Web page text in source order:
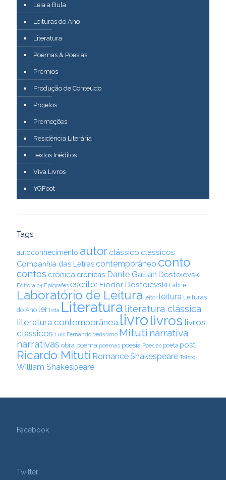
Leia a Bula
Leituras do Ano
Literatura
Poemas & Poesias
Prêmios
Produção de Conteúdo
Projetos
Promoções
Residência Literária
Textos Inéditos
Viva Livros
YGFoot
Tags
autoconhecimento autor clássico clássicos
Companhia das Letras contemporâneo conto
contos crônica crônicas Dante Gallian Dostoiévski
Editora 34 Epígrafes escritor Fiódor Dostoiévski LabLei
Laboratório de Leitura leitor leitura Leituras
do Ano ler lista Literatura literatura clássica
literatura contemporânea livro livros livros
clássicos Luis Fernando Veríssimo Mituti narrativa
narrativas obra poema poemas poesia Poesias poeta post
Ricardo Mituti RomanceShakespeare Tolstói
William Shakespeare
Facebook
Twitter